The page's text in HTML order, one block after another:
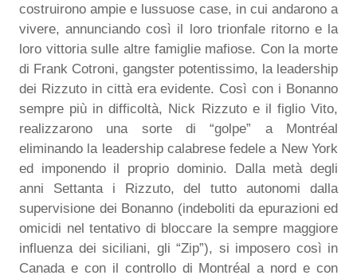
costruirono ampie e lussuose case, in cui andarono a
vivere, annunciando così il loro trionfale ritorno e la
loro vittoria sulle altre famiglie mafiose. Con la morte
di Frank Cotroni, gangster potentissimo, la leadership
dei Rizzuto in città era evidente. Così con i Bonanno
sempre più in difficoltà, Nick Rizzuto e il figlio Vito,
realizzarono una sorte di “golpe” a Montréal
eliminando la leadership calabrese fedele a New York
ed imponendo il proprio dominio. Dalla metà degli
anni Settanta i Rizzuto, del tutto autonomi dalla
supervisione dei Bonanno (indeboliti da epurazioni ed
omicidi nel tentativo di bloccare la sempre maggiore
influenza dei siciliani, gli “Zip”), si imposero così in
Canada e con il controllo di Montréal a nord e con